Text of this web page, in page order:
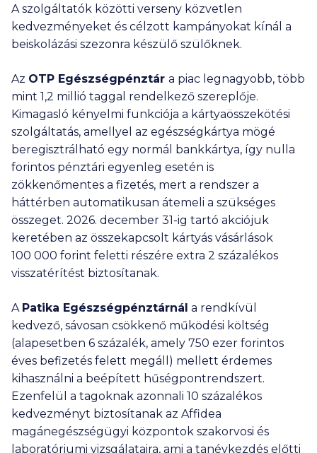
A szolgáltatók közötti verseny közvetlen
kedvezményeket és célzott kampányokat kínál a
beiskolázási szezonra készülő szülőknek.
Az OTP Egészségpénztár a piac legnagyobb, több
mint 1,2 millió taggal rendelkező szereplője.
Kimagasló kényelmi funkciója a kártyaösszekötési
szolgáltatás, amellyel az egészségkártya mögé
beregisztrálható egy normál bankkártya, így nulla
forintos pénztári egyenleg esetén is
zökkenőmentes a fizetés, mert a rendszer a
háttérben automatikusan átemeli a szükséges
összeget. 2026. december 31-ig tartó akciójuk
keretében az összekapcsolt kártyás vásárlások
100 000 forint feletti részére extra 2 százalékos
visszatérítést biztosítanak.
A Patika Egészségpénztárnál a rendkívül
kedvező, sávosan csökkenő működési költség
(alapesetben 6 százalék, amely 750 ezer forintos
éves befizetés felett megáll) mellett érdemes
kihasználni a beépített hűségpontrendszert.
Ezenfelül a tagoknak azonnali 10 százalékos
kedvezményt biztosítanak az Affidea
magánegészségügyi központok szakorvosi és
laboratóriumi vizsgálataira, ami a tanévkezdés előtti